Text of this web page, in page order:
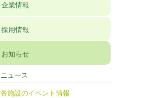
企業情報
採用情報
お知らせ
ニュース
各施設のイベント情報